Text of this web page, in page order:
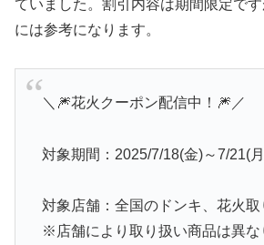
ていました。割引内容は期間限定で
には参考になります。
＼🎆花火クーポン配信中！🎆／
対象期間：2025/7/18(金)～7/21(
対象店舗：全国のドンキ、花火
※店舗により取り扱い商品は異な